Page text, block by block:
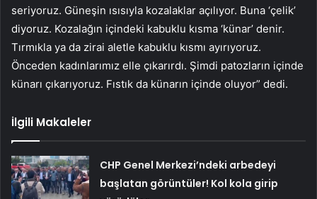
seriyoruz. Güneşin ısısıyla kozalaklar açılıyor. Buna ‘çelik’
diyoruz. Kozalağın içindeki kabuklu kısma ‘künar’ denir.
Tırmıkla ya da zirai aletle kabuklu kısmı ayırıyoruz.
Önceden kadınlarımız elle çıkarırdı. Şimdi patozların içinde
künarı çıkarıyoruz. Fıstık da künarın içinde oluyor” dedi.
İlgili Makaleler
CHP Genel Merkezi’ndeki arbedeyi
başlatan görüntüler! Kol kola girip